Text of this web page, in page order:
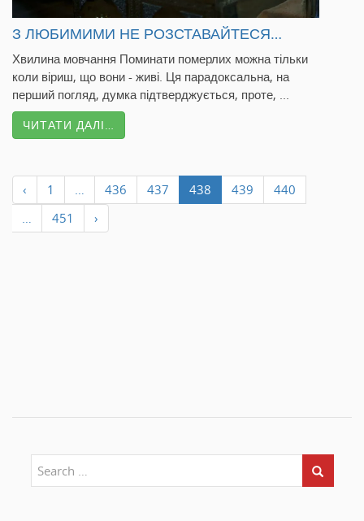
З ЛЮБИМИМИ НЕ РОЗСТАВАЙТЕСЯ…
Хвилина мовчання Поминати померлих можна тільки
коли віриш, що вони - живі. Ця парадоксальна, на
перший погляд, думка підтверджується, проте, ...
ЧИТАТИ ДАЛІ…
‹ 1 … 436 437 438 439
440
…
451 ›